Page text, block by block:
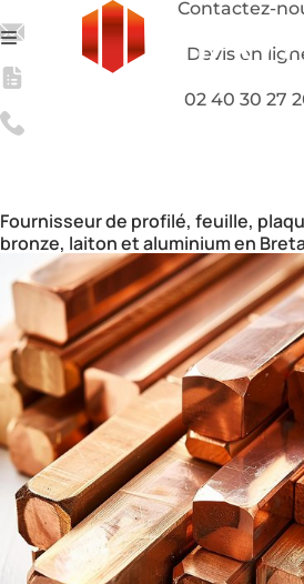
Contactez-
Devis en
02 40 30 27
Fournisseur de profilé, feuille,
bronze, laiton et aluminium en